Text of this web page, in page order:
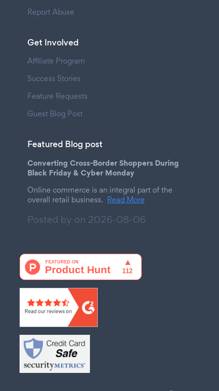
Report Abuse
Get Involved
Affiliate Program
Success Stories
Feature Requests
Guest Blog Post
Featured Blog post
Converting Cross-Border Shoppers During
Black Friday & Cyber Monday
Online commerce is an integral part of the
overall retail business. Read More
Posted by on 2026-08-06